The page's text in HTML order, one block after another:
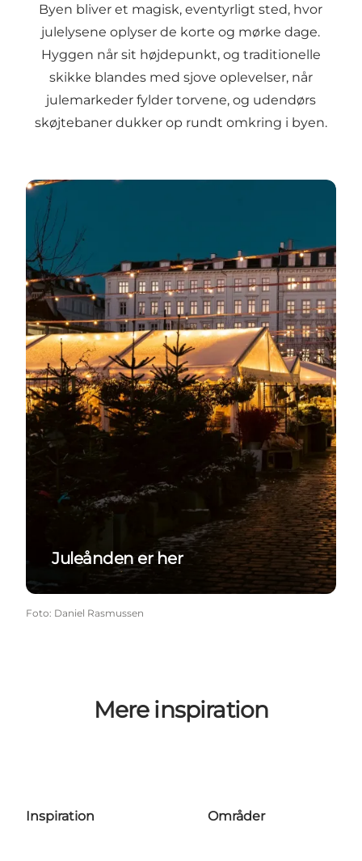
Byen bliver et magisk, eventyrligt sted, hvor
julelysene oplyser de korte og mørke dage.
Hyggen når sit højdepunkt, og traditionelle
skikke blandes med sjove oplevelser, når
julemarkeder fylder torvene, og udendørs
skøjtebaner dukker op rundt omkring i byen.
Juleånden er her
Juleånden er her
Foto: Daniel Rasmussen
Mere inspiration
Inspiration Områder